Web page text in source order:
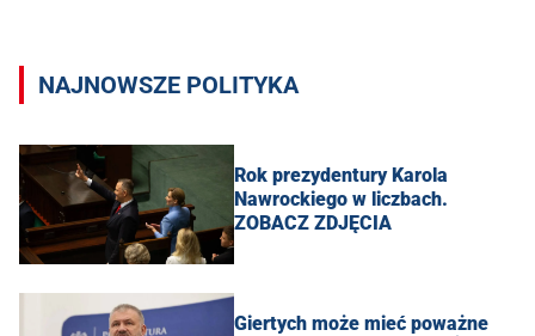
NAJNOWSZE POLITYKA
Rok prezydentury Karola
Nawrockiego w liczbach.
ZOBACZ ZDJĘCIA
Giertych może mieć poważne